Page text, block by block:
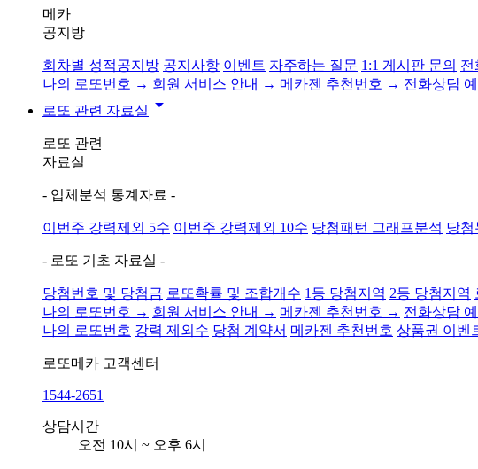
메카
공지방
회차별 성적공지방 공지사항 이벤트 자주하는 질문 1:1 게시판 문의 전
나의 로또번호 → 회원 서비스 안내 → 메카젠 추천번호 → 전화상담
로또 관련 자료실 arrow_drop_down
로또 관련
자료실
- 입체분석 통계자료 -
이번주 강력제외 5수 이번주 강력제외 10수 당첨패턴 그래프분석 당첨
- 로또 기초 자료실 -
당첨번호 및 당첨금 로또확률 및 조합개수 1등 당첨지역 2등 당첨지역
나의 로또번호 → 회원 서비스 안내 → 메카젠 추천번호 → 전화상담
나의 로또번호 강력 제외수 당첨 계약서 메카젠 추천번호 상품권 이벤
로또메카 고객센터
1544-2651
상담시간
오전 10시 ~ 오후 6시